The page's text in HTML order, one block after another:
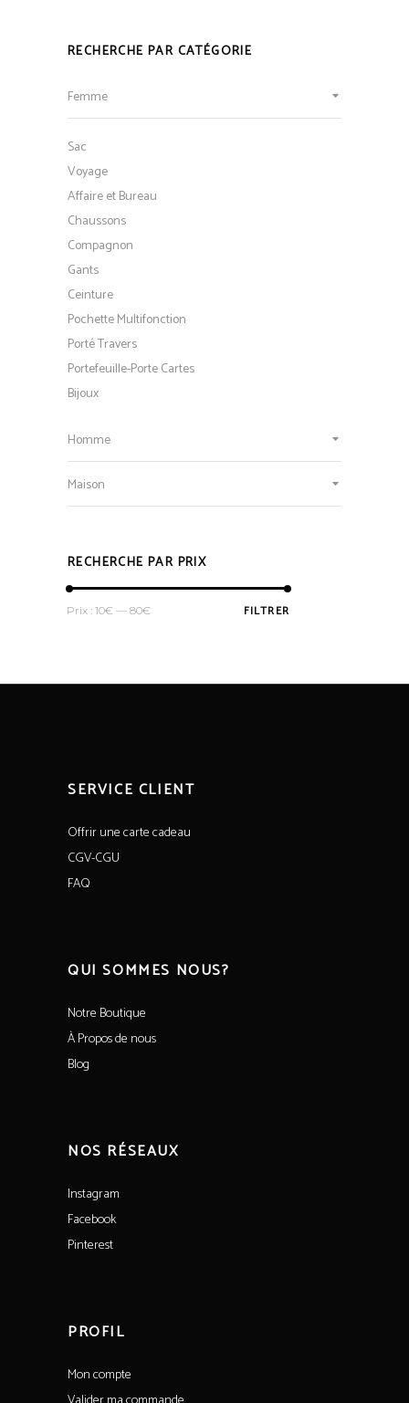
RECHERCHE PAR CATÉGORIE
Femme
Sac
Voyage
Affaire et Bureau
Chaussons
Compagnon
Gants
Ceinture
Pochette Multifonction
Porté Travers
Portefeuille-Porte Cartes
Bijoux
Homme
Maison
RECHERCHE PAR PRIX
Prix
Prix
FILTRER
Prix : 10€ — 80€
SERVICE CLIENT
Offrir une carte cadeau
CGV-CGU
FAQ
QUI SOMMES NOUS?
Notre Boutique
À Propos de nous
Blog
NOS RÉSEAUX
Instagram
Facebook
Pinterest
PROFIL
Mon compte